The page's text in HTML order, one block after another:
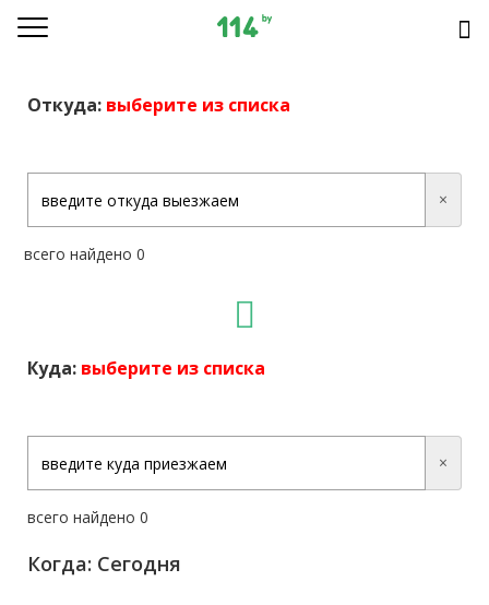
Откуда: выберите из списка
×
всего найдено 0
Куда: выберите из списка
×
всего найдено 0
Когда: Сегодня